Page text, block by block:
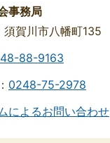
事務局
賀川市八幡町135
88-9163
0248-75-2978
によるお問い合わせ